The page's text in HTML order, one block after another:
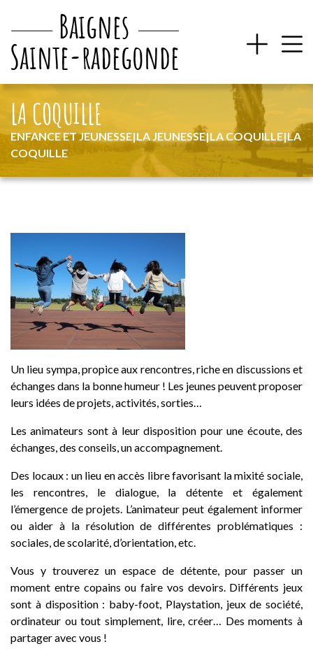
ENFANCE ET JEUNESSE|LA JEUNESSE|LA COQUILLE|LA
COQUILLE
LA COQUILLE
Un lieu sympa, propice aux rencontres, riche en discussions et
échanges dans la bonne humeur ! Les jeunes peuvent proposer
leurs idées de projets, activités, sorties…
Les animateurs sont à leur disposition pour une écoute, des
échanges, des conseils, un accompagnement.
Des locaux : un lieu en accès libre favorisant la mixité sociale,
les rencontres, le dialogue, la détente et également
l’émergence de projets. L’animateur peut également informer
ou aider à la résolution de différentes problématiques :
sociales, de scolarité, d’orientation, etc.
Vous y trouverez un espace de détente, pour passer un
moment entre copains ou faire vos devoirs. Différents jeux
sont à disposition : baby-foot, Playstation, jeux de société,
ordinateur ou tout simplement, lire, créer… Des moments à
partager avec vous !